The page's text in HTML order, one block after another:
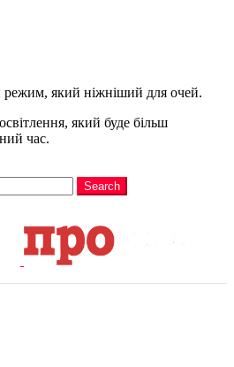
режим, який ніжніший для очей.
який буде більш
час.
Search